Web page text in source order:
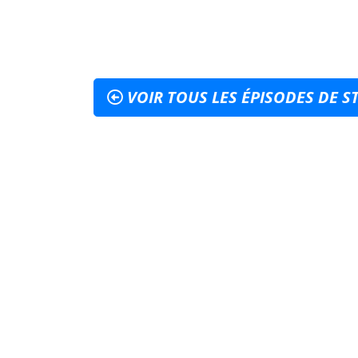
VOIR TOUS LES ÉPISODES DE